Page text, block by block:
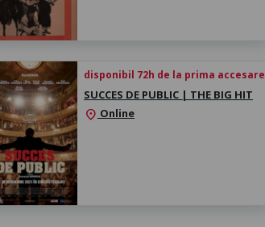
disponibil 72h de la prima accesare
SUCCES DE PUBLIC | THE BIG HIT
location_on Online